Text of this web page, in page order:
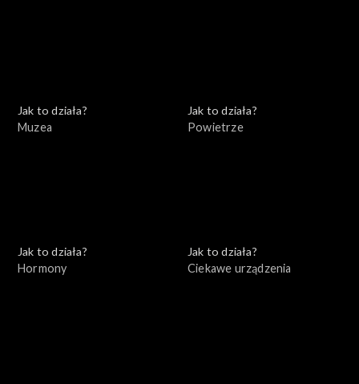
Jak to działa?
Muzea
Jak to działa?
Powietrze
Jak to działa?
Hormony
Jak to działa?
Ciekawe urządzenia